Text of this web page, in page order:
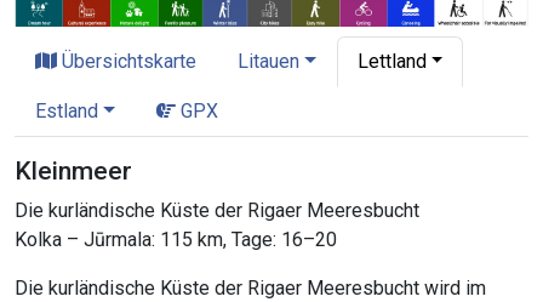
Übersichtskarte Litauen Lettland
Estland GPX
Kleinmeer
Die kurländische Küste der Rigaer Meeresbucht
Kolka – Jūrmala: 115 km, Tage: 16–20
Die kurländische Küste der Rigaer Meeresbucht wird im